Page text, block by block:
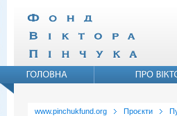
www.pinchukfund.org Проєкти